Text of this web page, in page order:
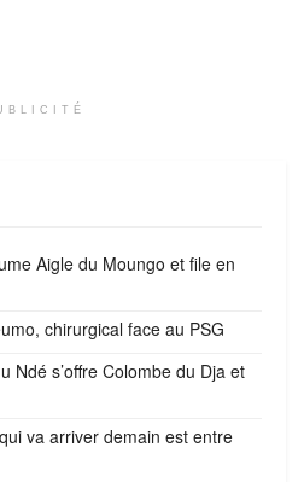
Aigle du Moungo et file en
chirurgical face au PSG
Ndé s’offre Colombe du Dja et
va arriver demain est entre